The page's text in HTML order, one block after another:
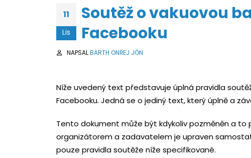
11
Lis
Soutěž o vakuovou
Facebooku
NAPSALBARTH ONŘEJ JÓN
Níže uvedený text představuje úplná pravidla
Facebooku. Jedná se o jediný text, který úplně a
Tento dokument může být kdykoliv pozměněn a
organizátorem a zadavatelem je upraven
pouze pravidla soutěže níže specifikované.